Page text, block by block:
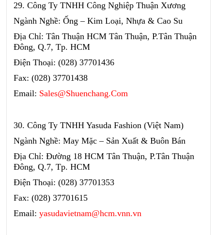
29. Công Ty TNHH Công Nghiệp Thuận Xương
Ngành Nghề: Ống – Kim Loại, Nhựa & Cao Su
Địa Chỉ: Tân Thuận HCM Tân Thuận, P.Tân Thuận
Đông, Q.7, Tp. HCM
Điện Thoại: (028) 37701436
Fax: (028) 37701438
Email: Sales@Shuenchang.Com
30. Công Ty TNHH Yasuda Fashion (Việt Nam)
Ngành Nghề: May Mặc – Sản Xuất & Buôn Bán
Địa Chỉ: Đường 18 HCM Tân Thuận, P.Tân Thuận
Đông, Q.7, Tp. HCM
Điện Thoại: (028) 37701353
Fax: (028) 37701615
Email:yasudavietnam@hcm.vnn.vn